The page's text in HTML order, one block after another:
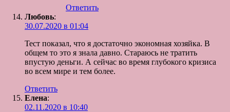
Ответить
Любовь:
30.07.2020 в 01:04
Тест показал, что я достаточно экономная хозяйка. В
общем то это я знала давно. Стараюсь не тратить
впустую деньги. А сейчас во время глубокого кризиса
во всем мире и тем более.
Ответить
Елена:
02.11.2020 в 10:40